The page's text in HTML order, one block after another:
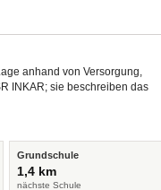
anhand von Versorgung,
INKAR; sie beschreiben das
Grundschule
1,4 km
nächste Schule